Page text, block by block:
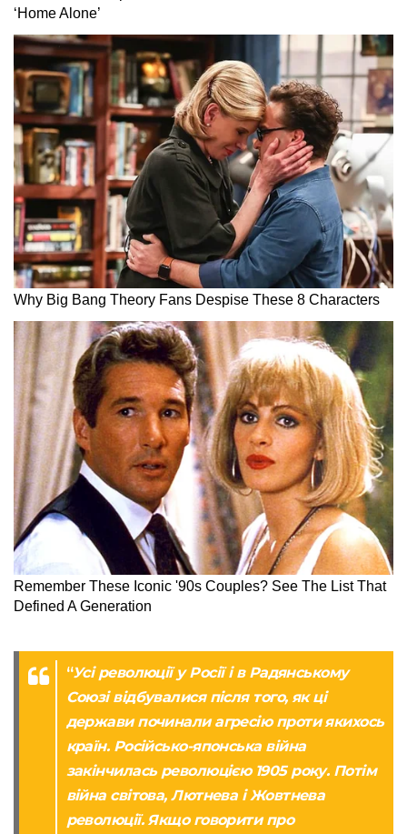
“Усі революції у Росії і в Радянському
Союзі відбувалися після того, як ці
держави починали агресію проти якихось
країн. Російсько-японська війна
закінчилась революцією 1905 року. Потім
війна світова, Лютнева і Жовтнева
революції. Якщо говорити про